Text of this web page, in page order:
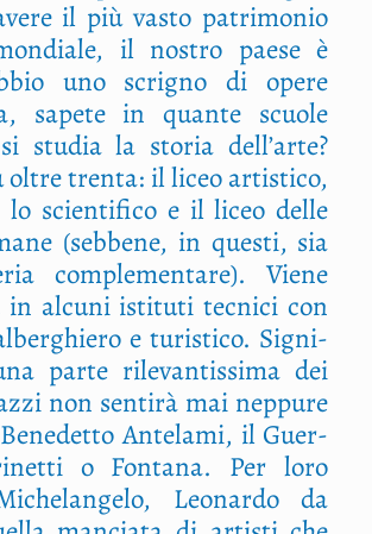
il più vasto patri­mo­nio
il nostro pae­se è
uno scri­gno di ope­re
sape­te in quan­te scuo­le
stu­dia la sto­ria dell’arte?
oltre tren­ta: il liceo arti­sti­co,
lo scien­ti­fi­co e il liceo del­le
(seb­be­ne, in que­sti, sia
com­ple­men­ta­re). Vie­ne
in alcu­ni isti­tu­ti tec­ni­ci con
e turi­sti­co. Signi­
par­te rile­van­tis­si­ma dei
non sen­ti­rà mai nep­pu­re
Ante­la­mi, il Guer­
o Fon­ta­na. Per loro
Leo­nar­do da